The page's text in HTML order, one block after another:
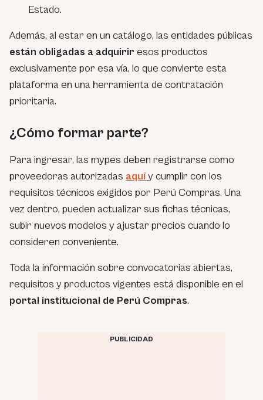
Estado.
Además, al estar en un catálogo, las entidades públicas
están obligadas a adquirir esos productos
exclusivamente por esa vía, lo que convierte esta
plataforma en una herramienta de contratación
prioritaria.
¿Cómo formar parte?
Para ingresar, las mypes deben registrarse como
proveedoras autorizadas aquíy cumplir con los
requisitos técnicos exigidos por Perú Compras. Una
vez dentro, pueden actualizar sus fichas técnicas,
subir nuevos modelos y ajustar precios cuando lo
consideren conveniente.
Toda la información sobre convocatorias abiertas,
requisitos y productos vigentes está disponible en el
portal institucional de Perú Compras.
PUBLICIDAD